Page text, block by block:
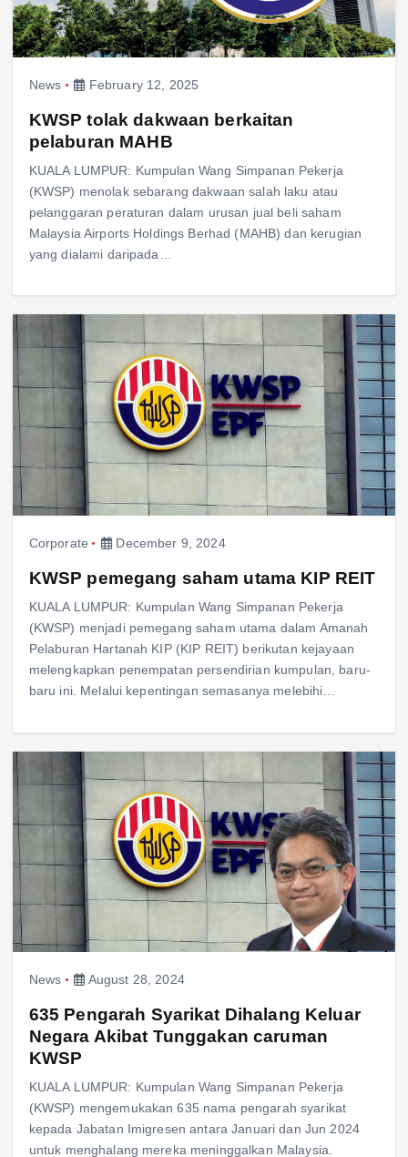
News February 12, 2025
KWSP tolak dakwaan berkaitan
pelaburan MAHB
KUALA LUMPUR: Kumpulan Wang Simpanan Pekerja
(KWSP) menolak sebarang dakwaan salah laku atau
pelanggaran peraturan dalam urusan jual beli saham
Malaysia Airports Holdings Berhad (MAHB) dan kerugian
yang dialami daripada…
Corporate December 9, 2024
KWSP pemegang saham utama KIP REIT
KUALA LUMPUR: Kumpulan Wang Simpanan Pekerja
(KWSP) menjadi pemegang saham utama dalam Amanah
Pelaburan Hartanah KIP (KIP REIT) berikutan kejayaan
melengkapkan penempatan persendirian kumpulan, baru-
baru ini. Melalui kepentingan semasanya melebihi…
News August 28, 2024
635 Pengarah Syarikat Dihalang Keluar
Negara Akibat Tunggakan caruman
KWSP
KUALA LUMPUR: Kumpulan Wang Simpanan Pekerja
(KWSP) mengemukakan 635 nama pengarah syarikat
kepada Jabatan Imigresen antara Januari dan Jun 2024
untuk menghalang mereka meninggalkan Malaysia.